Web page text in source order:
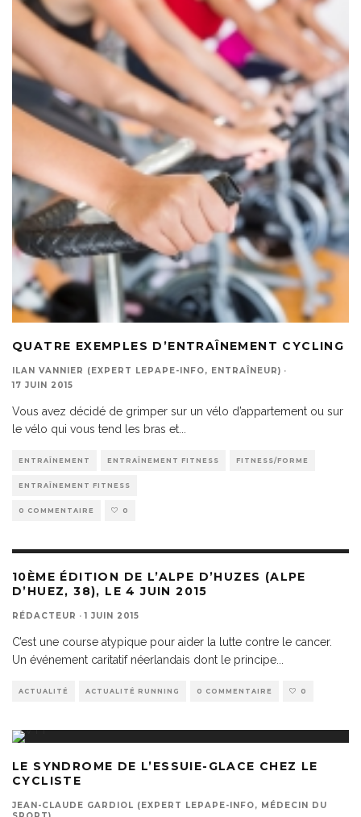
QUATRE EXEMPLES D’ENTRAÎNEMENT CYCLING
ILAN VANNIER (EXPERT LEPAPE-INFO, ENTRAÎNEUR) ·
17 JUIN 2015
Vous avez décidé de grimper sur un vélo d’appartement ou sur
le vélo qui vous tend les bras et
ENTRAÎNEMENT ENTRAÎNEMENT FITNESS FITNESS/FORME
ENTRAÎNEMENT FITNESS
0 COMMENTAIRE 0
10ÈME ÉDITION DE L’ALPE D’HUZES (ALPE
D’HUEZ, 38), LE 4 JUIN 2015
RÉDACTEUR · 1 JUIN 2015
C’est une course atypique pour aider la lutte contre le cancer.
Un événement caritatif néerlandais dont le principe
ACTUALITÉ ACTUALITÉ RUNNING 0 COMMENTAIRE 0
LE SYNDROME DE L’ESSUIE-GLACE CHEZ LE
CYCLISTE
JEAN-CLAUDE GARDIOL (EXPERT LEPAPE-INFO, MÉDECIN DU